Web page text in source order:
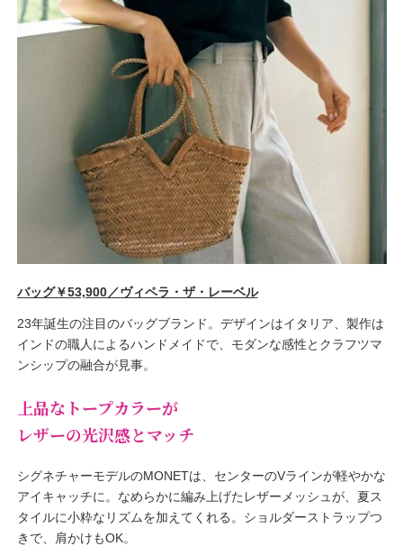
バッグ￥53,900／ヴィペラ・ザ・レーベル
23年誕生の注目のバッグブランド。デザインはイタリア、製作は
インドの職人によるハンドメイドで、モダンな感性とクラフツマ
ンシップの融合が見事。
上品なトープカラーが
レザーの光沢感とマッチ
シグネチャーモデルのMONETは、センターのVラインが軽やかな
アイキャッチに。なめらかに編み上げたレザーメッシュが、夏ス
タイルに小粋なリズムを加えてくれる。ショルダーストラップつ
きで、肩かけもOK。